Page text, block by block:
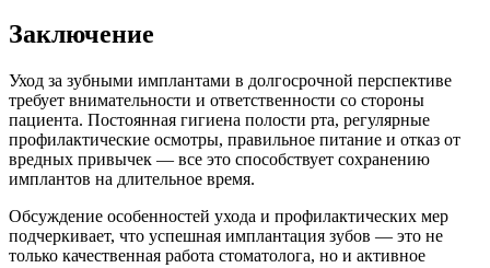
Заключение
Уход за зубными имплантами в долгосрочной перспективе
требует внимательности и ответственности со стороны
пациента. Постоянная гигиена полости рта, регулярные
профилактические осмотры, правильное питание и отказ от
вредных привычек — все это способствует сохранению
имплантов на длительное время.
Обсуждение особенностей ухода и профилактических мер
подчеркивает, что успешная имплантация зубов — это не
только качественная работа стоматолога, но и активное